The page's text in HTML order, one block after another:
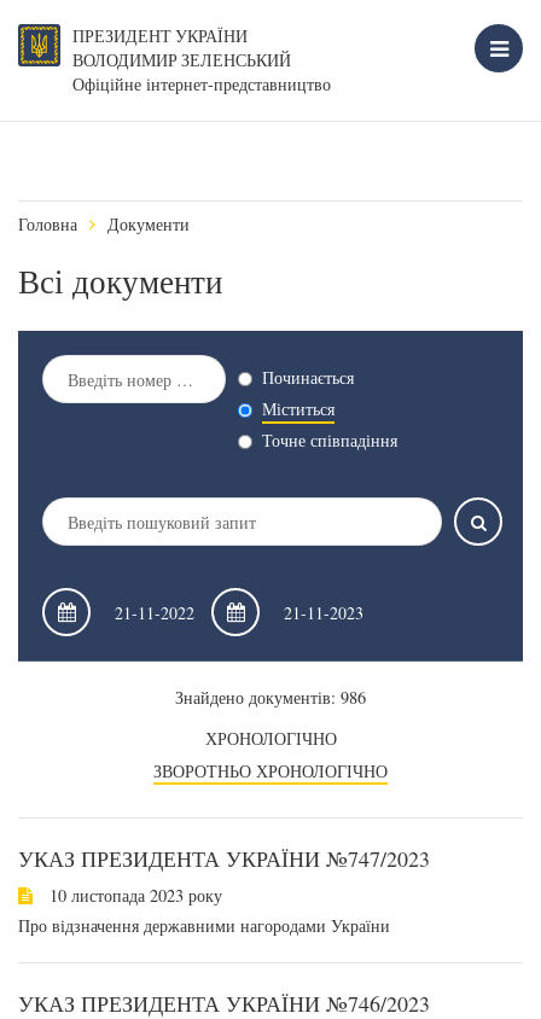
ПРЕЗИДЕНТ УКРАЇНИ
ВОЛОДИМИР ЗЕЛЕНСЬКИЙ
Офіційне інтернет-представництво
Головна Документи
Всі документи
Починається
Міститься
Точне співпадіння
Знайдено документів: 986
ХРОНОЛОГІЧНО
ЗВОРОТНЬО ХРОНОЛОГІЧНО
УКАЗ ПРЕЗИДЕНТА УКРАЇНИ №747/2023
10 листопада 2023 року
Про відзначення державними нагородами України
УКАЗ ПРЕЗИДЕНТА УКРАЇНИ №746/2023